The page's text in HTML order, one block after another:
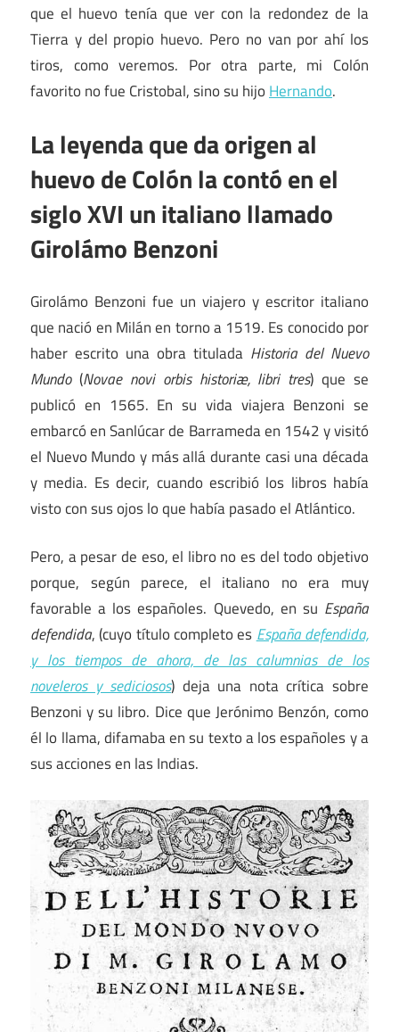
que el huevo tenía que ver con la redondez de la
Tierra y del propio huevo. Pero no van por ahí los
tiros, como veremos. Por otra parte, mi Colón
favorito no fue Cristobal, sino su hijo Hernando.
La leyenda que da origen al
huevo de Colón la contó en el
siglo XVI un italiano llamado
Girolámo Benzoni
Girolámo Benzoni fue un viajero y escritor italiano
que nació en Milán en torno a 1519. Es conocido por
haber escrito una obra titulada Historia del Nuevo
Mundo(Novae novi orbis historiæ, libri tres) que se
publicó en 1565. En su vida viajera Benzoni se
embarcó en Sanlúcar de Barrameda en 1542 y visitó
el Nuevo Mundo y más allá durante casi una década
y media. Es decir, cuando escribió los libros había
visto con sus ojos lo que había pasado el Atlántico.
Pero, a pesar de eso, el libro no es del todo objetivo
porque, según parece, el italiano no era muy
favorable a los españoles. Quevedo, en su España
defendida, (cuyo título completo esEspaña defendida,
y los tiempos de ahora, de las calumnias de los
noveleros y sediciosos) deja una nota crítica sobre
Benzoni y su libro. Dice que Jerónimo Benzón, como
él lo llama, difamaba en su texto a los españoles y a
sus acciones en las Indias.